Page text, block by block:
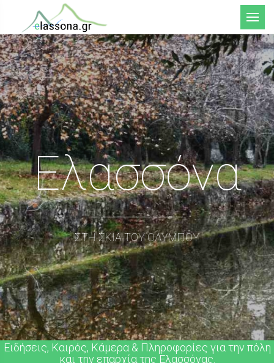
Μενού
Ελασσόνα
ΣΤΗ ΣΚΙΑ ΤΟΥ ΟΛΥΜΠΟΥ
Ειδήσεις, Καιρός, Κάμερα & Πληροφορίες για την πόλη
και την επαρχία της Ελασσόνας.